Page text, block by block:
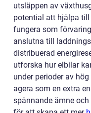
utsläppen av
potential att hjälpa
fungera som
anslutna till
distribuerad
utforska hur elbilar
under perioder av
agera som en extra
spännande ämne